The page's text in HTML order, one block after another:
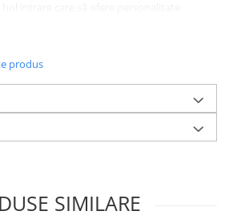
fi folosit și pentru decorarea unui
moi, sculpturali, iar suprapunerile
3D subtil. Este o alternativă rafinată la
potrivit pentru cei care doresc un decor
vizuală unică și un accent de
Modelul se asortează foarte bine cu
textile din in, corpuri de iluminat
Este o soluție inspirată pentru
produs
SIMILARE